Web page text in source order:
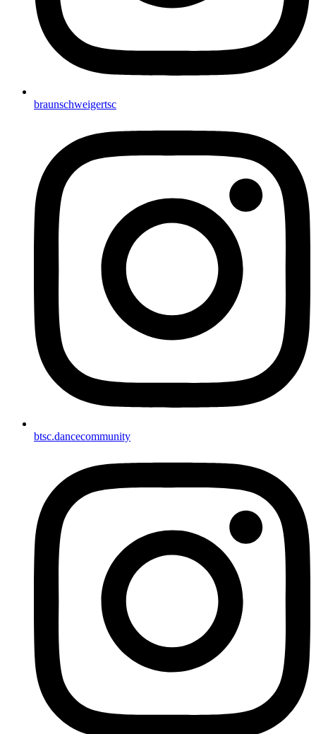
braunschweigertsc
btsc.dancecommunity